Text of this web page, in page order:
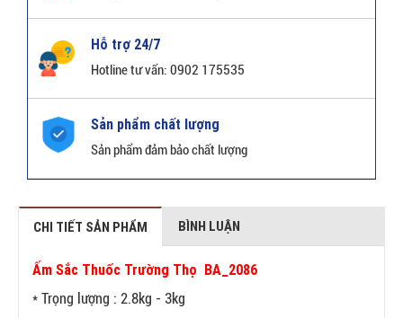
Hỗ trợ 24/7
Hotline tư vấn: 0902 175535
Sản phẩm chất lượng
Sản phẩm đảm bảo chất lượng
CHI TIẾT SẢN PHẨM BÌNH LUẬN
Ấm Sắc Thuốc Trường Thọ BA_2086
* Trọng lượng : 2.8kg - 3kg